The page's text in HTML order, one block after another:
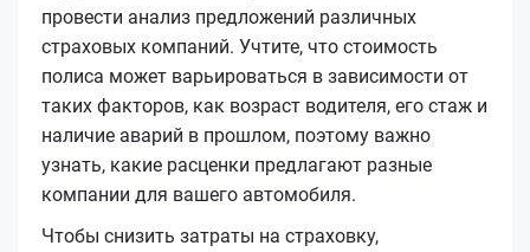
провести анализ предложений различных
страховых компаний. Учтите, что стоимость
полиса может варьироваться в зависимости от
таких факторов, как возраст водителя, его стаж и
наличие аварий в прошлом, поэтому важно
узнать, какие расценки предлагают разные
компании для вашего автомобиля.
Чтобы снизить затраты на страховку,